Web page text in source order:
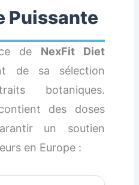
Puissante
de NexFit Diet
de sa sélection
botaniques.
des doses
un soutien
en Europe :